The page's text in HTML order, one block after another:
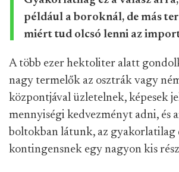
például a boroknál, de más
miért tud olcsó lenni az
A több ezer hektoliter alatt
nagy termelők az osztrák vagy
központjával üzletelnek, képesek
mennyiségi kedvezményt adni, és
boltokban látunk, az gyakorlatilag
kontingensnek egy nagyon kis